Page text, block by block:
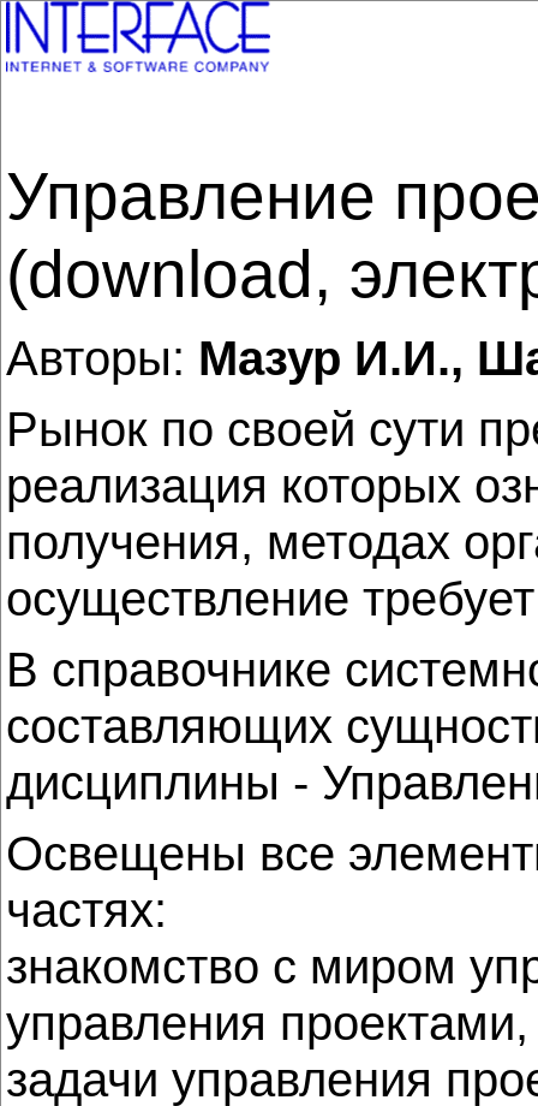
Управление
(download,
Авторы: Мазур И.И.,
Рынок по своей сути
реализация которых
получения, методах
осуществление
В справочнике
составляющих
дисциплины -
Освещены все
частях:
знакомство с миром
управления
задачи управления